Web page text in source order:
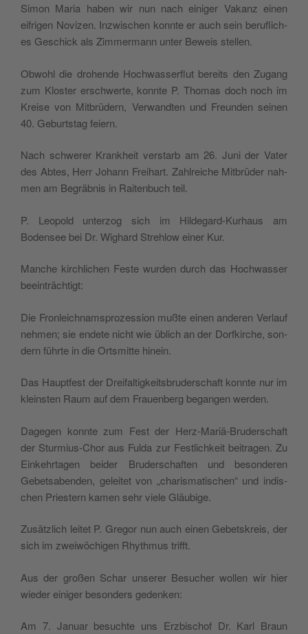
Simon Maria haben wir nun nach einiger Vakanz einen
eifrigen Novizen. Inzwis­chen kon­nte er auch sein beru­flich­
es Geschick als Zim­mer­mann unter Beweis stellen.
Obwohl die dro­hende Hochwasser­flut bere­its den Zugang
zum Kloster erschw­erte, kon­nte P. Thomas doch noch im
Kreise von Mit­brüdern, Ver­wandten und Fre­un­den seinen
40. Geburt­stag feiern.
Nach schw­er­er Krankheit ver­starb am 26. Juni der Vater
des Abtes, Herr Johann Frei­hart. Zahlre­iche Mit­brüder nah­
men am Begräb­nis in Rait­en­buch teil.
P. Leopold unter­zog sich im Hilde­gard-Kurhaus am
Bodensee bei Dr. Wighard Strehlow ein­er Kur.
Manche kirch­lichen Feste wur­den durch das Hochwass­er
beeinträchtigt:
Die Fron­le­ich­nam­sprozes­sion mußte einen anderen Ver­lauf
nehmen; sie endete nicht wie üblich an der Dor­fkirche, son­
dern führte in die Ortsmitte hinein.
Das Haupt­fest der Dreifaltigkeits­brud­er­schaft kon­nte nur im
kle­in­sten Raum auf dem Frauen­berg began­gen werden.
Dage­gen kon­nte zum Fest der Herz-Mar­iä-Brud­er­schaft
der Stur­mius-Chor aus Ful­da zur Fes­tlichkeit beitra­gen. Zu
Einkehrta­gen bei­der Brud­er­schaften und beson­deren
Gebetsaben­den, geleit­et von „charis­ma­tis­chen“ und indis­
chen Priestern kamen sehr viele Gläubige.
Zusät­zlich leit­et P. Gre­gor nun auch einen Gebet­skreis, der
sich im zwei­wöchi­gen Rhyth­mus trifft.
Aus der großen Schar unser­er Besuch­er wollen wir hier
wieder einiger beson­ders gedenken:
Am 7. Jan­u­ar besuchte uns Erzbischof Dr. Karl Braun